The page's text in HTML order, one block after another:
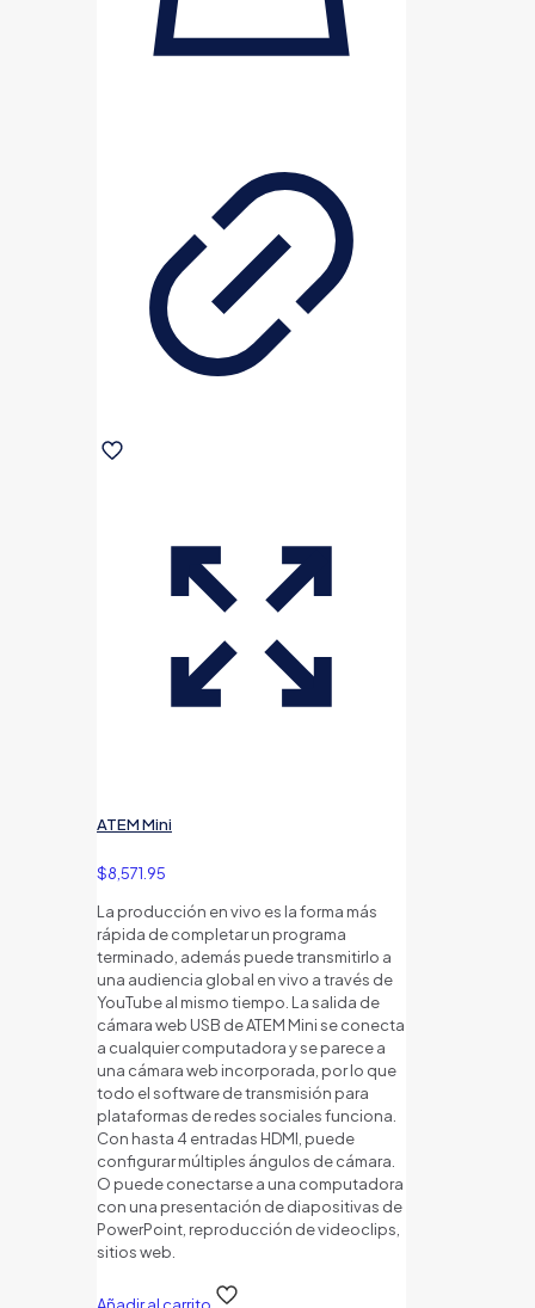
ATEM Mini
$8,571.95
La producción en vivo es la forma más
rápida de completar un programa
terminado, además puede transmitirlo a
una audiencia global en vivo a través de
YouTube al mismo tiempo. La salida de
cámara web USB de ATEM Mini se conecta
a cualquier computadora y se parece a
una cámara web incorporada, por lo que
todo el software de transmisión para
plataformas de redes sociales funciona.
Con hasta 4 entradas HDMI, puede
configurar múltiples ángulos de cámara.
O puede conectarse a una computadora
con una presentación de diapositivas de
PowerPoint, reproducción de videoclips,
sitios web.
Añadir al carrito